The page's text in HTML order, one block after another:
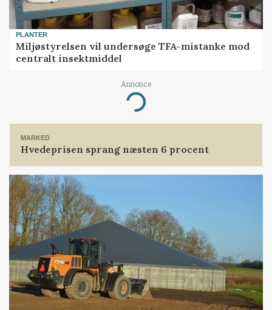
PLANTER
Miljøstyrelsen vil undersøge TFA-mistanke mod
centralt insektmiddel
Annonce
Loading...
MARKED
Hvedeprisen sprang næsten 6 procent